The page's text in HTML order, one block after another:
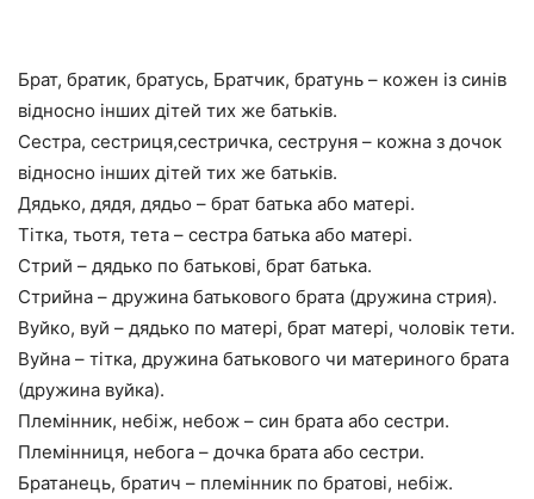
Брат, братик, братусь, Братчик, братунь – кожен із синів
відносно інших дітей тих же батьків.
Сестра, сестриця,сестричка, сеструня – кожна з дочок
відносно інших дітей тих же батьків.
Дядько, дядя, дядьо – брат батька або матері.
Тітка, тьотя, тета – сестра батька або матері.
Стрий – дядько по батькові, брат батька.
Стрийна – дружина батькового брата (дружина стрия).
Вуйко, вуй – дядько по матері, брат матері, чоловік тети.
Вуйна – тітка, дружина батькового чи материного брата
(дружина вуйка).
Племінник, небіж, небож – син брата або сестри.
Племінниця, небога – дочка брата або сестри.
Братанець, братич – племінник по братові, небіж.